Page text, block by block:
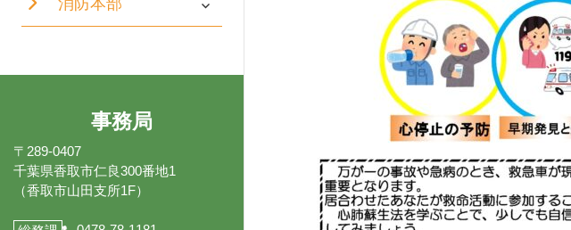
いる一部事務
を
展
ブ
メ
展
開
事務局
〒289-0407
千葉県香取市仁良300番地1
（香取市山田支所1F）